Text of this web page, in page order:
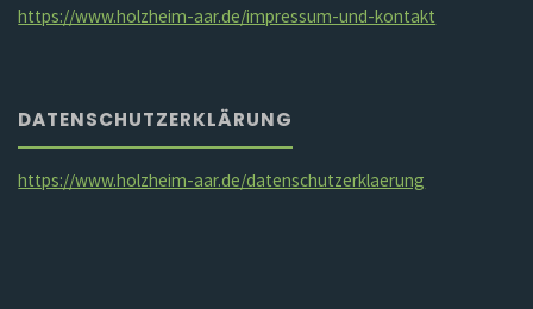
https://www.holzheim-aar.de/impressum-und-kontakt
DATENSCHUTZERKLÄRUNG
https://www.holzheim-aar.de/datenschutzerklaerung